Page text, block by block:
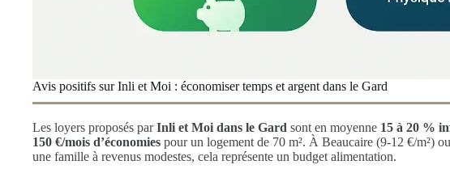
Avis positifs sur Inli et Moi : économiser temps et argent dans le Gard
Les loyers proposés parInli et Moi dans le Gard sont en moyenne 15 à 20 %
150 €/mois d’économies pour un logement de 70 m². À Beaucaire (9-12 €/m²)
une famille à revenus modestes, cela représente un budget alimentation.